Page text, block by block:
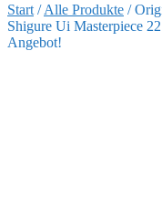
Start /Alle Produkte /
Shigure Ui Masterpiece
Angebot!